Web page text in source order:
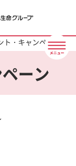
ト・キャンペーン
ーン